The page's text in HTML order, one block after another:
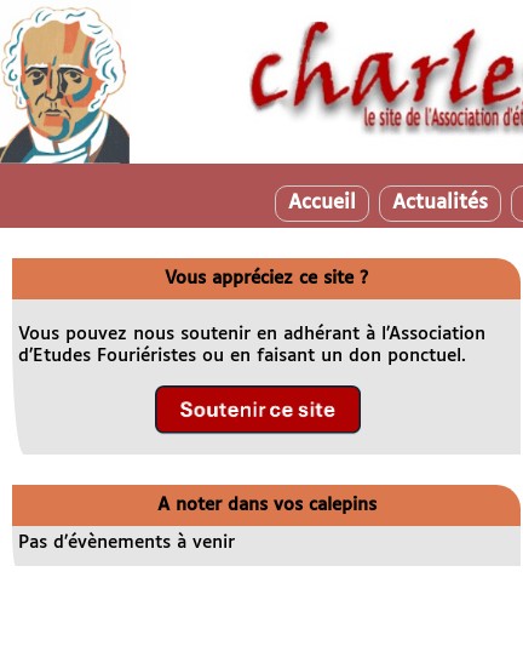
Accueil Actualités
Vous appréciez ce site ?
Vous pouvez nous soutenir en adhérant à l’Association
d’Etudes Fouriéristes ou en faisant un don ponctuel.
A noter dans vos calepins
Pas d’évènements à venir